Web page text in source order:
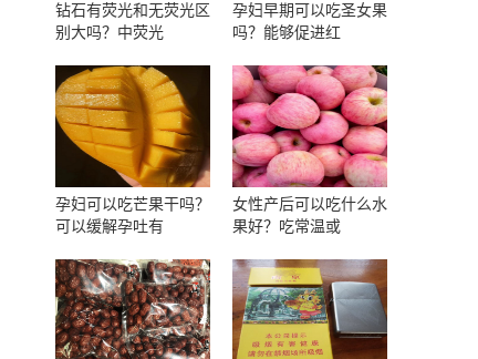
钻石有荧光和无荧光区
别大吗？中荧光
孕妇早期可以吃圣女果
吗？能够促进红
孕妇可以吃芒果干吗？
可以缓解孕吐有
女性产后可以吃什么水
果好？吃常温或